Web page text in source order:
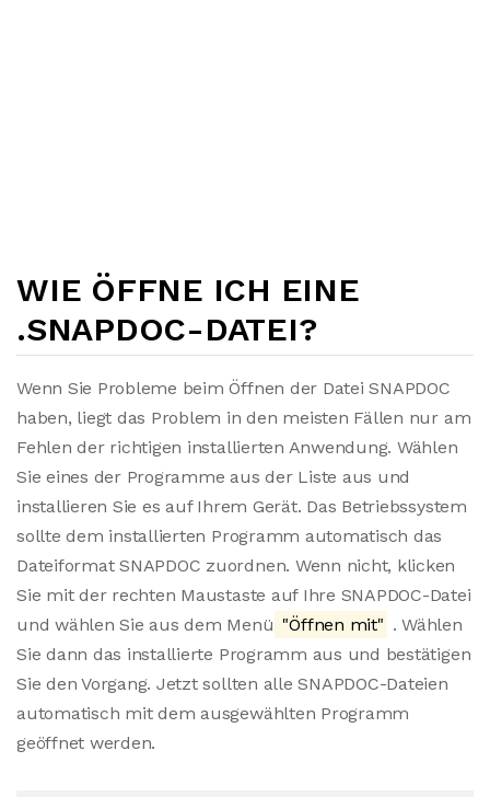
WIE ÖFFNE ICH EINE
.SNAPDOC-DATEI?
Wenn Sie Probleme beim Öffnen der Datei SNAPDOC
haben, liegt das Problem in den meisten Fällen nur am
Fehlen der richtigen installierten Anwendung. Wählen
Sie eines der Programme aus der Liste aus und
installieren Sie es auf Ihrem Gerät. Das Betriebssystem
sollte dem installierten Programm automatisch das
Dateiformat SNAPDOC zuordnen. Wenn nicht, klicken
Sie mit der rechten Maustaste auf Ihre SNAPDOC-Datei
und wählen Sie aus dem Menü "Öffnen mit" . Wählen
Sie dann das installierte Programm aus und bestätigen
Sie den Vorgang. Jetzt sollten alle SNAPDOC-Dateien
automatisch mit dem ausgewählten Programm
geöffnet werden.